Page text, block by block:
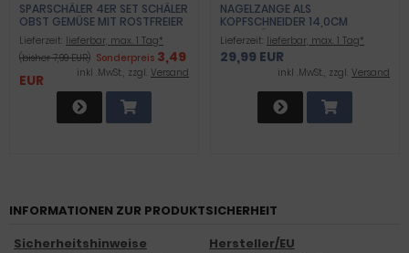
SPARSCHÄLER 4ER SET SCHÄLER
OBST GEMÜSE MIT ROSTFREIER
SCHARFER PENDELKLINGE
UNIVERSALSCHÄLER LILA FÜR
RECHTS UND LINKSHÄNDER
ALLZWECKSCHÄLER ZUM
SCHÄLEN VON OBST GEMÜSE
SPÜLMASCHINEN GEEIGNET
Lieferzeit: lieferbar, max. 1 Tag*
(bisher 7,99 EUR) Sonderpreis 3,49
EUR
inkl .MwSt., zzgl. Versand
NAGELZANGE ALS
KOPFSCHNEIDER 14,0CM
DOPPELÜBERSETZUNG
Lieferzeit: lieferbar, max. 1 Tag*
29,99 EUR
inkl .MwSt., zzgl. Versand
INFORMATIONEN ZUR PRODUKTSICHERHEIT
Sicherheitshinweise
Hersteller/EU